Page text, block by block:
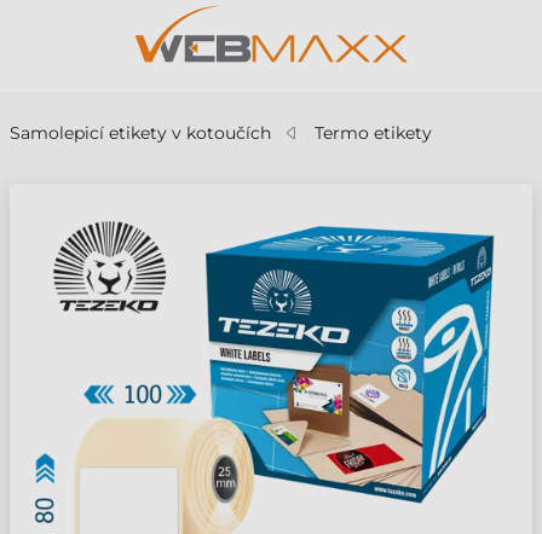
Samolepicí etikety v kotoučích Termo etikety